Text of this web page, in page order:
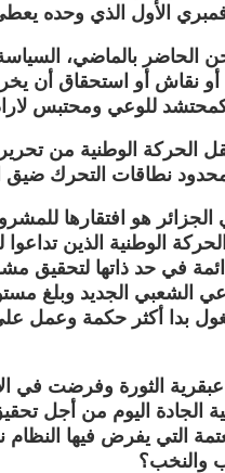
الحاضر بالماضي،
نقاش أو استحقاق أن يخرج
الحركة الوطنية من
نطاقات التحرك ضيق
هو افتقارها
الوطنية الذين
في حد ذاتها لتحقيق
الشعبي الجديد وبلغ
بدا أكثر حكمة وعمل
الثورة وفرضت في
الجادة اليوم من أجل
التي يفرض فيها
والنخب؟